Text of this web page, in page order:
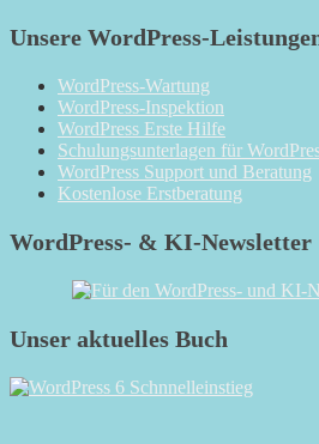
Unsere WordPress-
WordPress-Wartung
WordPress-Inspektion
WordPress Erste Hilfe
Schulungsunterlagen für
WordPress Support und Beratung
Kostenlose Erstberatung
WordPress- & KI-Newsletter
Unser aktuelles Buch